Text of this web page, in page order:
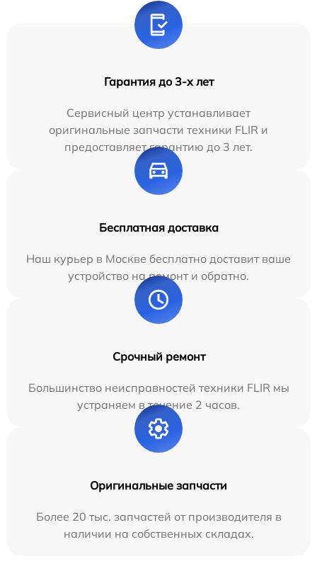
Гарантия до 3-х лет
Сервисный центр устанавливает
оригинальные запчасти техники FLIR и
предоставляет гарантию до 3 лет.
Бесплатная доставка
Наш курьер в Москве бесплатно доставит ваше
устройство на ремонт и обратно.
Срочный ремонт
Большинство неисправностей техники FLIR мы
устраняем в течение 2 часов.
Оригинальные запчасти
Более 20 тыс. запчастей от производителя в
наличии на собственных складах.